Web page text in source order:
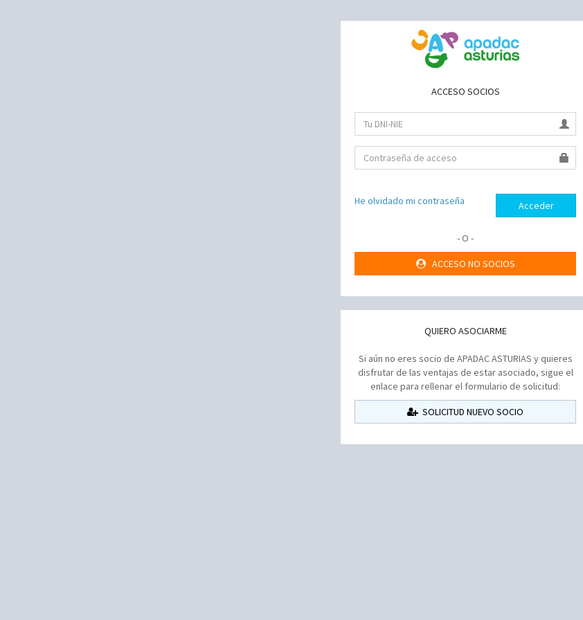
ACCESO SOCIOS
He olvidado mi contraseña
- O -
ACCESO NO SOCIOS
QUIERO ASOCIARME
Si aún no eres socio de APADAC ASTURIAS y quieres
disfrutar de las ventajas de estar asociado, sigue el
enlace para rellenar el formulario de solicitud:
SOLICITUD NUEVO SOCIO